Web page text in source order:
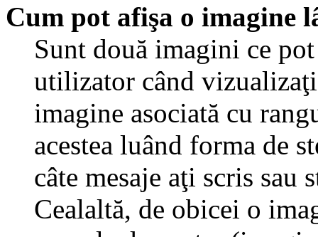
Cum pot afişa o imagine
Sunt două imagini ce
utilizator când
imagine asociată cu
acestea luând forma de
câte mesaje aţi scris sau
Cealaltă, de obicei o